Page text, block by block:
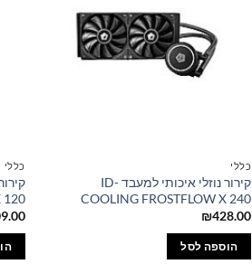
כללי
קירור נוזלי איכותי למעבד ID-
COOLING FROSTFLOW X 240
₪428.00
הוספה לסל
כללי
120